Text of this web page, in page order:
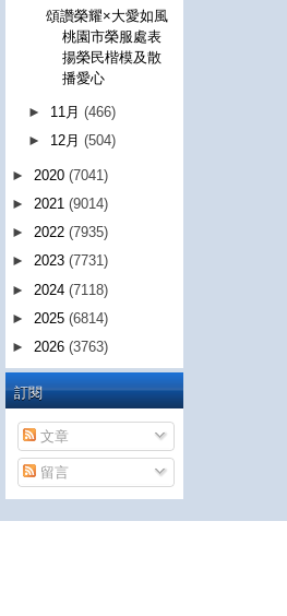
頌讚榮耀×大愛如風
桃園市榮服處表
揚榮民楷模及散
播愛心
► 11月(466)
► 12月(504)
► 2020 (7041)
► 2021 (9014)
► 2022 (7935)
► 2023 (7731)
► 2024 (7118)
► 2025 (6814)
► 2026 (3763)
訂閱
文章
留言